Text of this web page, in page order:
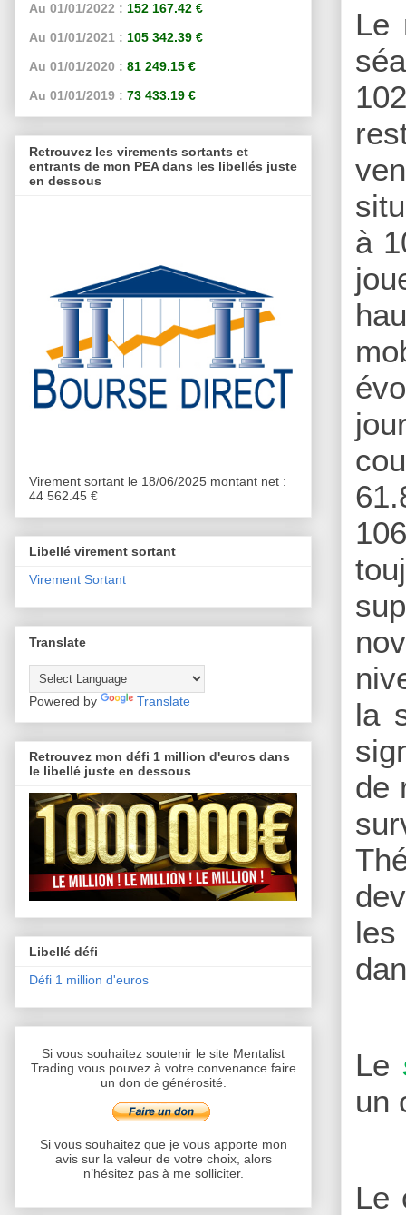
Le
à
la
de
les
Le
un
Le
Au 01/01/2022 : 152 167.42 €
Au 01/01/2021 : 105 342.39 €
Au 01/01/2020 : 81 249.15 €
Au 01/01/2019 : 73 433.19 €
Retrouvez les virements sortants et
entrants de mon PEA dans les libellés juste
en dessous
Virement sortant le 18/06/2025 montant net :
44 562.45 €
Libellé virement sortant
Virement Sortant
Translate
Powered by Translate
Retrouvez mon défi 1 million d'euros dans
le libellé juste en dessous
Libellé défi
Défi 1 million d'euros
Si vous souhaitez soutenir le site Mentalist
Trading vous pouvez à votre convenance faire
un don de générosité.
Si vous souhaitez que je vous apporte mon
avis sur la valeur de votre choix, alors
n’hésitez pas à me solliciter.